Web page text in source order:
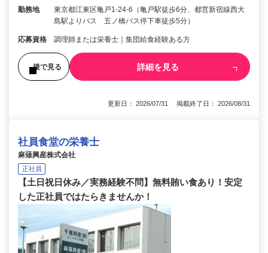
勤務地
東京都江東区亀戸1-24-6（亀戸駅徒歩6分、都営新宿線西大
島駅よりバス 五ノ橋バス停下車徒歩5分）
応募資格 調理師または栄養士｜集団給食経験ある方
後で見る 詳細を見る
更新日： 2026/07/31 掲載終了日： 2026/08/31
社員食堂の栄養士
麻薙興産株式会社
正社員
【土日祝日休み／実務経験不問】無料賄い食あり！安定
した正社員ではたらきませんか！